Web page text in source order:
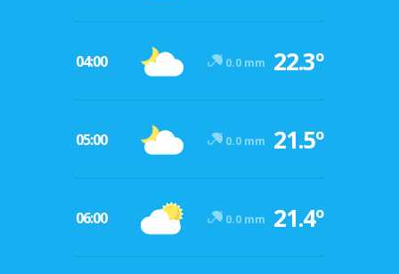
04:00 0.0 mm 22.3º
05:00 0.0 mm 21.5º
06:00 0.0 mm 21.4º